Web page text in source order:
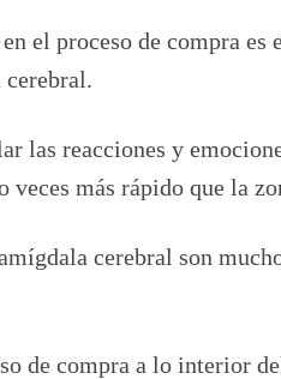
el proceso de compra es
cerebral.
las reacciones y
más rápido que la
cerebral son
de compra a lo interior